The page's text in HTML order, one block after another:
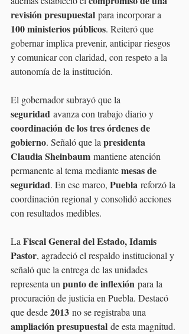
revisión presupuestal para incorporar a
100 ministerios públicos. Reiteró que
gobernar implica prevenir, anticipar riesgos
y comunicar con claridad, con respeto a la
autonomía de la institución.
El gobernador subrayó que la
seguridad avanza con trabajo diario y
coordinación de los tres órdenes de
gobierno. Señaló que la presidenta
Claudia Sheinbaum mantiene atención
permanente al tema mediante mesas de
seguridad. En ese marco, Puebla reforzó la
coordinación regional y consolidó acciones
con resultados medibles.
La Fiscal General del Estado, Idamis
Pastor, agradeció el respaldo institucional y
señaló que la entrega de las unidades
representa un punto de inflexión para la
procuración de justicia en Puebla. Destacó
que desde 2013 no se registraba una
ampliación presupuestal de esta magnitud.